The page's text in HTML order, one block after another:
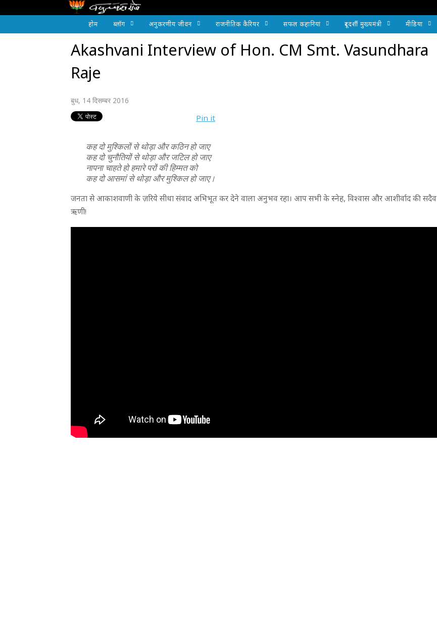
होम ब्लॉग अनुकरणीय जीवन राजनीतिक कैरियर सफल कहानियां दूरदर्शी मुख्यमंत्री मीडिया
Akashvani Interview of Hon. CM Smt. Vasundhara
Raje
बुध, 14 दिसम्बर 2016
Pin it
कह दो मुश्किलों से थोड़ा और कठिन हो जाए
कह दो चुनौतियों से थोड़ा और जटिल हो जाए
नापना चाहते हो हमारे परों की हिम्मत को
कह दो आसमां से थोड़ा और मुश्किल हो जाए।
जनता से आकाशवाणी के ज़रिये सीधा संवाद अभिभूत कर देने वाला अनुभव रहा। आप सभी के स्नेह, विश्वास और आशीर्वाद की सदैव
ऋणी!